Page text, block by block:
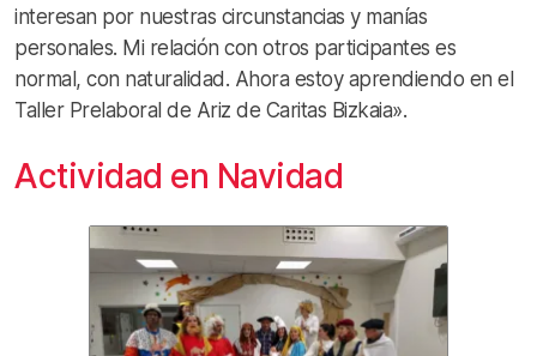
interesan por nuestras circunstancias y manías
personales. Mi relación con otros participantes es
normal, con naturalidad. Ahora estoy aprendiendo en el
Taller Prelaboral de Ariz de Caritas Bizkaia».
Actividad en Navidad